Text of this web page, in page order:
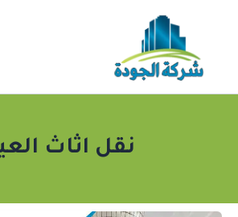
نقل اثاث